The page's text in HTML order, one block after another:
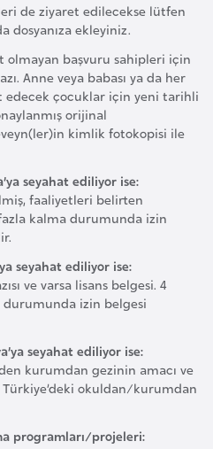
de ziyaret edilecekse lütfen
dosyanıza ekleyiniz.
olmayan başvuru sahipleri için
Anne veya babası ya da her
edecek çocuklar için yeni tarihli
orijinal
kimlik fotokopisi ile
seyahat ediliyor ise:
faaliyetleri belirten
kalma durumunda izin
seyahat ediliyor ise:
ve varsa lisans belgesi. 4
izin belgesi
seyahat ediliyor ise:
kurumdan gezinin amacı ve
Türkiye’deki okuldan/kurumdan
programları/projeleri: